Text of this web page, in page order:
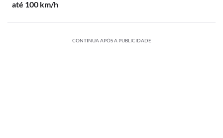
até 100 km/h
CONTINUA APÓS A PUBLICIDADE